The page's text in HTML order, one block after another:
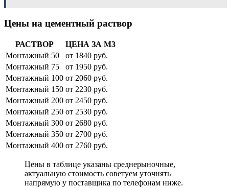
Цены на цементный раствор
РАСТВОР
ЦЕНА ЗА М3
Монтажный 50
от 1840 руб.
Монтажный 75
от 1950 руб.
Монтажный 100 от 2060 руб.
Монтажный 150 от 2230 руб.
Монтажный 200 от 2450 руб.
Монтажный 250 от 2530 руб.
Монтажный 300 от 2680 руб.
Монтажный 350 от 2700 руб.
Монтажный 400 от 2760 руб.
Цены в таблице указаны среднерыночные,
актуальную стоимость советуем уточнять
напрямую у поставщика по телефонам ниже.